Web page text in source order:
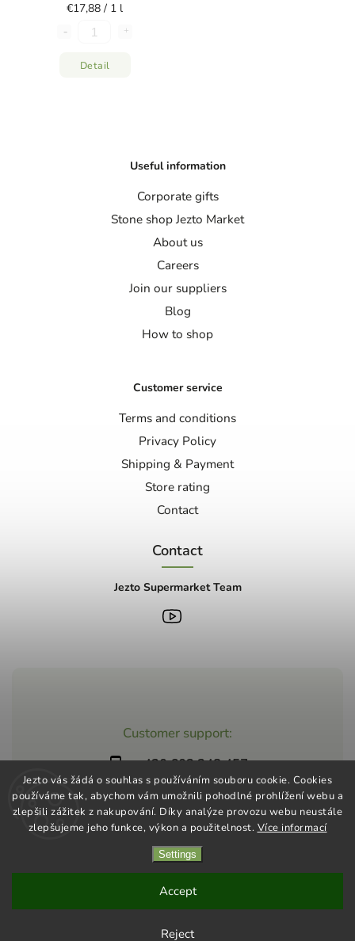
Jezto vás žádá o souhlas s používáním souboru cookie. Cookies
používáme tak, abychom vám umožnili pohodlné prohlížení webu a
zlepšili zážitek z nakupování. Díky analýze provozu webu neustále
zlepšujeme jeho funkce, výkon a použitelnost. Více informací
Settings
Reject
Accept
€17,88 / 1 l
Detail
Customer support:
+420 603 248 457
info@jeztomarket.cz
Useful information
Corporate gifts
Stone shop Jezto Market
About us
Careers
Join our suppliers
Blog
How to shop
Customer service
Terms and conditions
Privacy Policy
Shipping & Payment
Store rating
Contact
Contact
Jezto Supermarket Team
Shoptet | Design